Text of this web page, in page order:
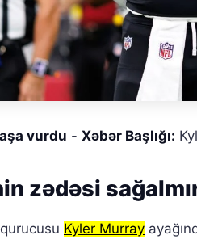
vurdu - Xəbər Başlığı:
zədəsi
Kyler Murray